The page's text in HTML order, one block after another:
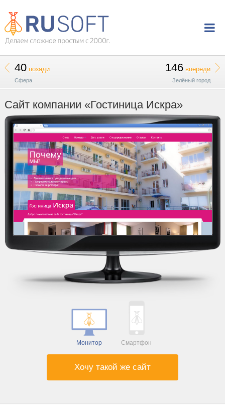
40позади
Сфера
146 впереди
Зелёный город
Сайт компании «Гостиница Искра»
Монитор Смартфон
Хочу такой же сайт